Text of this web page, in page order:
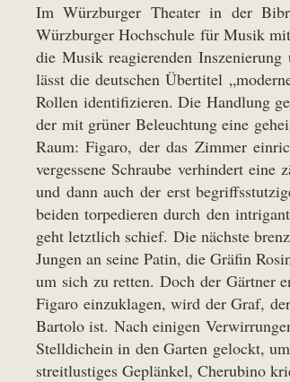
Im Würzburger Theater in der
Würzburger Hochschule für Musik
die Musik reagierenden
lässt die deutschen Übertitel
Rollen identifizieren. Die Handlung
der mit grüner Beleuchtung eine
Raum: Figaro, der das Zimmer
vergessene Schraube verhindert
und dann auch der erst
beiden torpedieren durch den
geht letztlich schief. Die nächste
Jungen an seine Patin, die Gräfin
um sich zu retten. Doch der Gärtner
Figaro einzuklagen, wird der Graf,
Bartolo ist. Nach einigen
Stelldichein in den Garten gelockt,
streitlustiges Geplänkel, Cherubino